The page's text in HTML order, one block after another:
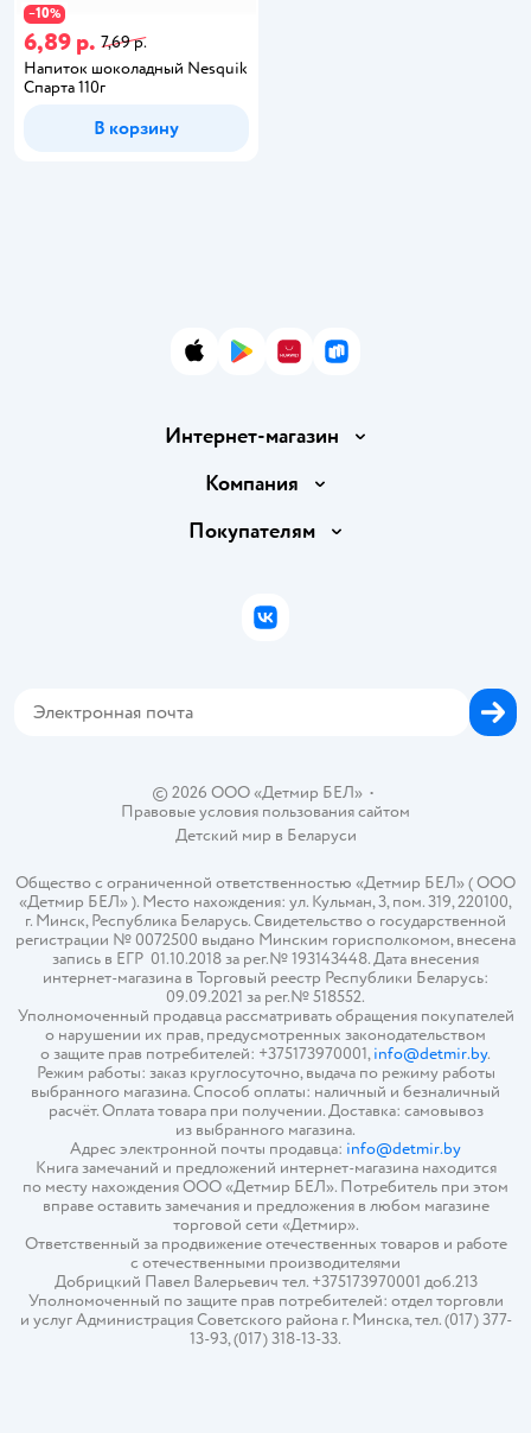
−10%
6,89 р. 7,69 р.
Напиток шоколадный Nesquik
Спарта 110г
В корзину
App StoreGoogle Play
AppGallery
RuStore
Интернет-магазин
Доставка и оплата
Правила продажи
Политика использования файлов cookie
Компания
Вакансии
Покупателям
Бонусные карты
© 2026 ООО «Детмир БЕЛ»•
Правовые условия пользования сайтом
Детский мир в Беларуси
Общество с ограниченной ответственностью «Детмир БЕЛ» ( ООО
«Детмир БЕЛ» ). Место нахождения: ул. Кульман, 3, пом. 319, 220100,
г. Минск, Республика Беларусь. Свидетельство о государственной
регистрации № 0072500 выдано Минским горисполкомом, внесена
запись в ЕГР 01.10.2018 за рег.№ 193143448. Дата внесения
интернет-магазина в Торговый реестр Республики Беларусь:
09.09.2021 за рег.№ 518552.
Уполномоченный продавца рассматривать обращения покупателей
о нарушении их прав, предусмотренных законодательством
о защите прав потребителей: +375173970001,info@detmir.by.
Режим работы: заказ круглосуточно, выдача по режиму работы
выбранного магазина. Способ оплаты: наличный и безналичный
расчёт. Оплата товара при получении. Доставка: самовывоз
из выбранного магазина.
Адрес электронной почты продавца: info@detmir.by
Книга замечаний и предложений интернет-магазина находится
по месту нахождения ООО «Детмир БЕЛ». Потребитель при этом
вправе оставить замечания и предложения в любом магазине
торговой сети «Детмир».
Ответственный за продвижение отечественных товаров и работе
с отечественными производителями
Добрицкий Павел Валерьевич тел. +375173970001 доб.213
Уполномоченный по защите прав потребителей: отдел торговли
и услуг Администрация Советского района г. Минска, тел. (017) 377-
13-93, (017) 318-13-33.
ВКонтакте